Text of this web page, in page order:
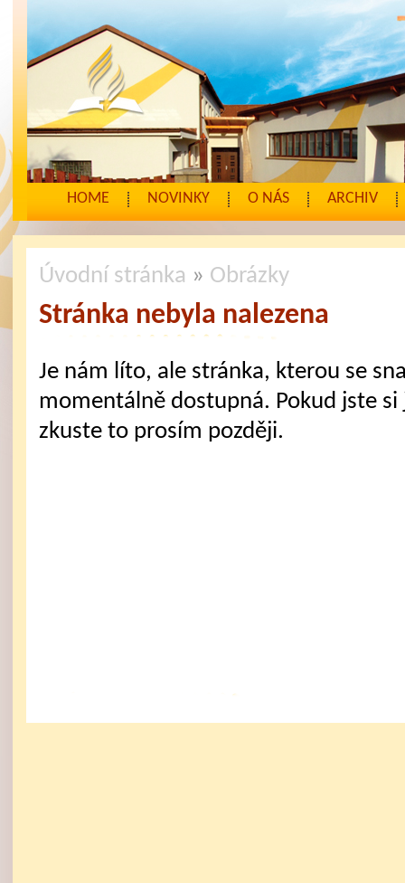
HOME NOVINKY O NÁS ARCHIV
Úvodní stránka » Obrázky
Stránka nebyla nalezena
Je nám líto, ale stránka, kterou se
momentálně dostupná. Pokud jste
zkuste to prosím později.